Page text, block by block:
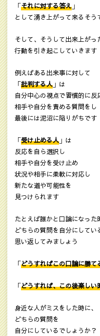
「それに対する答え 」
として湧き上がって来るそう
そして、そうして出来上がっ
行動を引き起こしていきます
例えばある出来事に対して
「批判する人 」は
自分中心の視点で習慣的に反
相手や自分を責める質問をし
最後には泥沼に陥りがちです
「受け止める人 」は
反応を自ら選択し
相手や自分を受け止め
状況や相手に柔軟に対応し
新たな道や可能性を
見つけられます
たとえば誰かと口論になった
どちらの質問を自分にしてい
思い返してみましょう
「どうすればこの口論に勝て
「どうすれば、この後楽し
身近な人がミスをした時に、
どちらの質問を
自分にしているでしょうか？